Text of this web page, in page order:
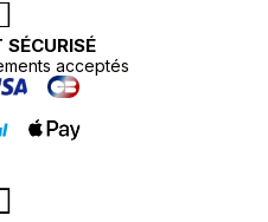
SÉCURISÉ
acceptés